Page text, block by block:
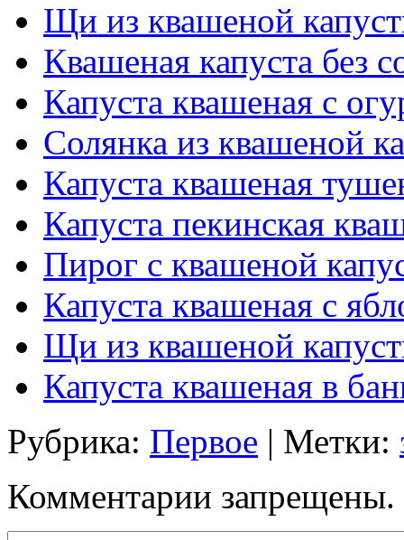
Щи из квашеной
Квашеная капуста без
Капуста квашеная с
Солянка из квашеной
Капуста квашеная
Капуста пекинская
Пирог с квашеной
Капуста квашеная с
Щи из квашеной
Капуста квашеная в
Рубрика: Первое | Метки:
Комментарии запрещены.